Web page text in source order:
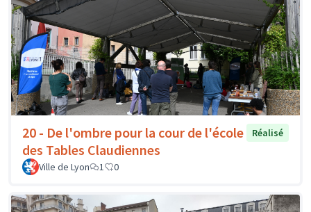
20 - De l'ombre pour la cour de l'école
des Tables Claudiennes
Réalisé
Ville de Lyon 1 0